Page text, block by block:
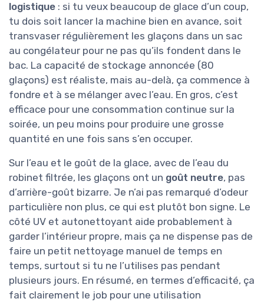
logistique : si tu veux beaucoup de glace d’un coup,
tu dois soit lancer la machine bien en avance, soit
transvaser régulièrement les glaçons dans un sac
au congélateur pour ne pas qu’ils fondent dans le
bac. La capacité de stockage annoncée (80
glaçons) est réaliste, mais au-delà, ça commence à
fondre et à se mélanger avec l’eau. En gros, c’est
efficace pour une consommation continue sur la
soirée, un peu moins pour produire une grosse
quantité en une fois sans s’en occuper.
Sur l’eau et le goût de la glace, avec de l’eau du
robinet filtrée, les glaçons ont un goût neutre, pas
d’arrière-goût bizarre. Je n’ai pas remarqué d’odeur
particulière non plus, ce qui est plutôt bon signe. Le
côté UV et autonettoyant aide probablement à
garder l’intérieur propre, mais ça ne dispense pas de
faire un petit nettoyage manuel de temps en
temps, surtout si tu ne l’utilises pas pendant
plusieurs jours. En résumé, en termes d’efficacité, ça
fait clairement le job pour une utilisation